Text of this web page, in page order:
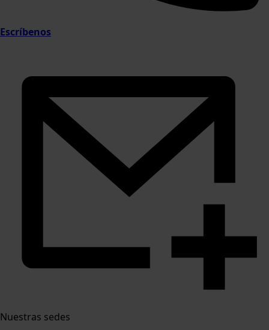
Escríbenos
Nuestras sedes